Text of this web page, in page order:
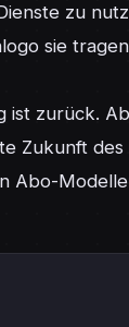
zu
sie
ist zurück.
Zukunft
Abo-